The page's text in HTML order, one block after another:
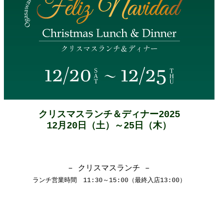
クリスマスランチ＆ディナー2025
12月20日（土）～25日（木）
– クリスマスランチ –
ランチ営業時間 11:30～15:00（最終入店13:00）